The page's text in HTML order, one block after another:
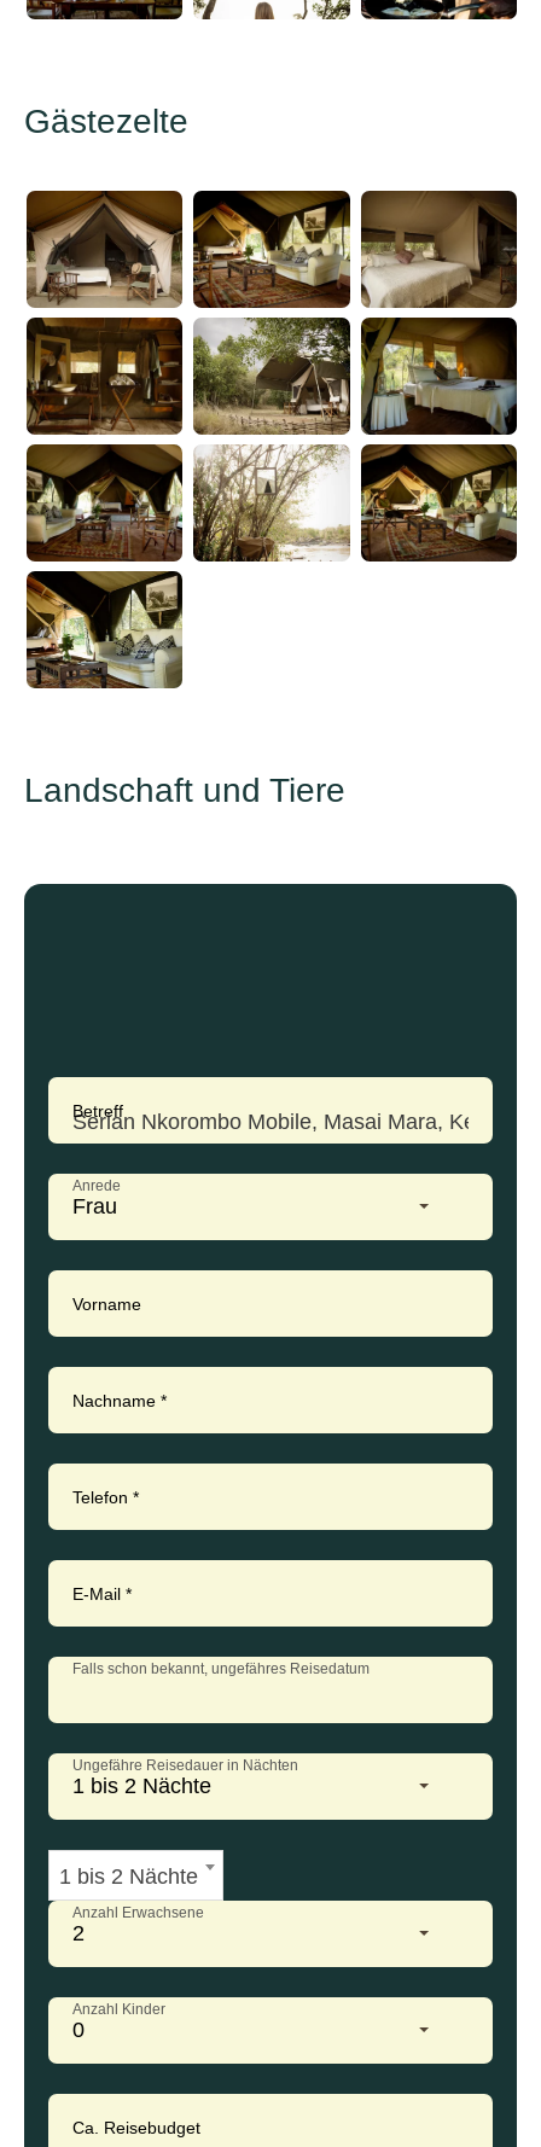
Gästezelte
Landschaft und Tiere
Betreff
Anrede
Frau
Vorname
Nachname *
Telefon *
E-Mail *
Falls schon bekannt, ungefähres Reisedatum
Ungefähre Reisedauer in Nächten
1 bis 2 Nächte
1 bis 2 Nächte
Anzahl Erwachsene
2
Anzahl Kinder
0
Ca. Reisebudget